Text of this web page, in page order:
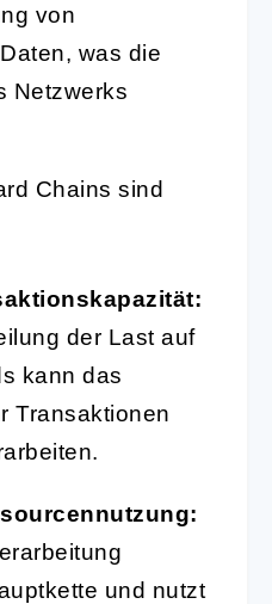
von
was die
Netzwerks
Chains sind
der Last auf
kann das
Transaktionen
und nutzt